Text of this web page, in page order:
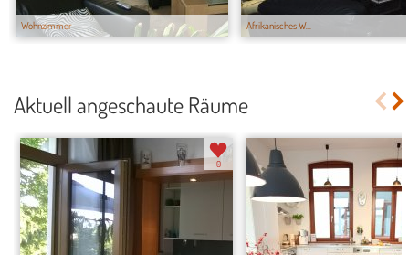
Wohnzimmer Afrikanisches W...
Aktuell angeschaute Räume
0